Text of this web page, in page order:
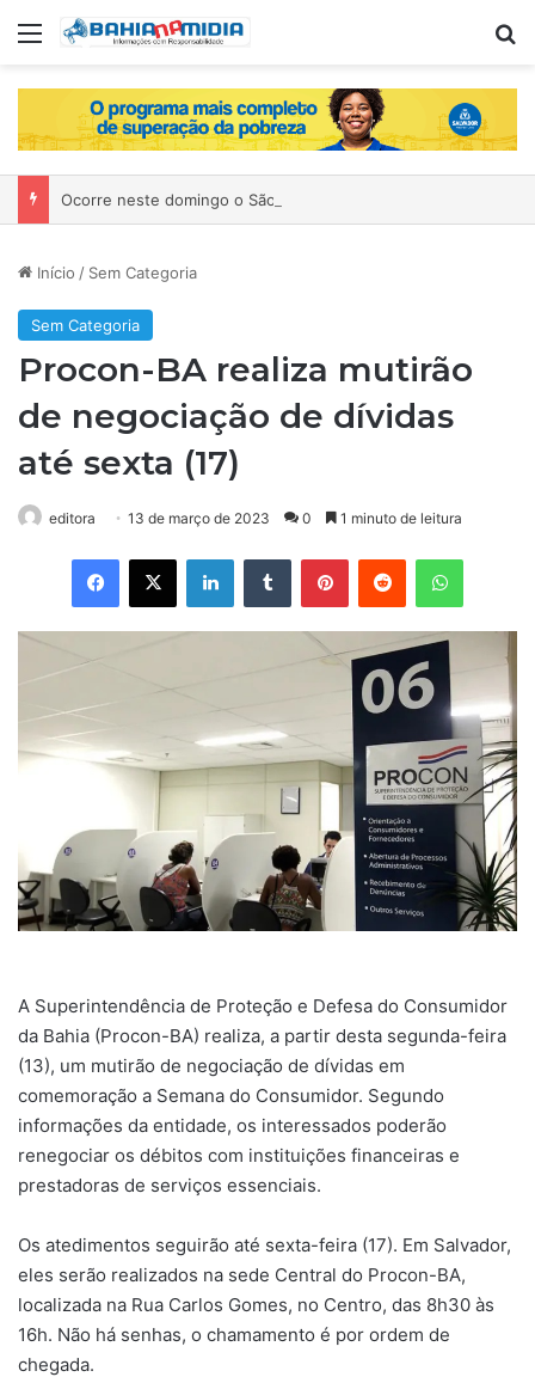
Menu
Início / Sem Categoria
Sem Categoria
Procon-BA realiza mutirão
de negociação de dívidas
até sexta (17)
editora 13 de março de 2023 0 1 minuto de leitura
Facebook
X LinkedinTumblr PinterestReddit
A Superintendência de Proteção e Defesa do Consumidor
da Bahia (Procon-BA) realiza, a partir desta segunda-feira
(13), um mutirão de negociação de dívidas em
comemoração a Semana do Consumidor. Segundo
informações da entidade, os interessados poderão
renegociar os débitos com instituições financeiras e
prestadoras de serviços essenciais.
Os atedimentos seguirão até sexta-feira (17). Em Salvador,
eles serão realizados na sede Central do Procon-BA,
localizada na Rua Carlos Gomes, no Centro, das 8h30 às
16h. Não há senhas, o chamamento é por ordem de
chegada.